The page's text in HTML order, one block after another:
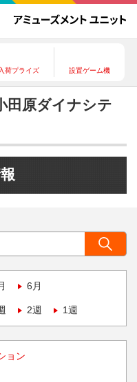
入荷プライズ 設置ゲーム機
田原ダイナシテ
6月
2週 1週
ョン